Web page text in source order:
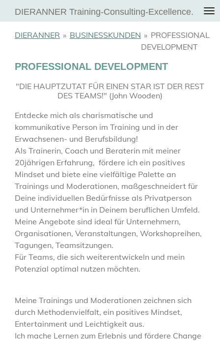
Zum
Hauptinhalt
springen
DIERANNER Training-Consulting-Excellence.
DIERANNER » BUSINESSKUNDEN » PROFESSIONAL
DEVELOPMENT
PROFESSIONAL DEVELOPMENT
"DIE HAUPTZUTAT FÜR EINEN STAR IST DER REST
DES TEAMS!" (John Wooden)
Entdecke mich als charismatische und
kommunikative Person im Training und in der
Erwachsenen- und Berufsbildung!
Als Trainerin, Coach und Beraterin mit meiner
20jährigen Erfahrung, fördere ich ein positives
Mindset und biete eine vielfältige Palette an
Trainings und Moderationen, maßgeschneidert für
Deine individuellen Bedürfnisse als Privatperson
und Unternehmer*in in Deinem beruflichen Umfeld.
Meine Angebote sind ideal für Unternehmern,
Organisationen, Veranstaltungen, Workshopreihen,
Tagungen, Teamsitzungen.
Für Teams, die sich weiterentwickeln und mein
Potenzial optimal nutzen möchten.
Meine Trainings und Moderationen zeichnen sich
durch Methodenvielfalt, ein positives Mindset,
Entertainment und Leichtigkeit aus.
Ich mache Lernen zum Erlebnis und fördere Change